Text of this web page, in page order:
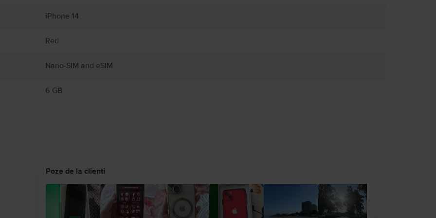
distrage atenția și poate cauza situații periculoase (de exemplu, evitați să ascultați muzică în căști în timp de mergeți pe bicicletă și evitați
iPhone 14
Red
Nano-SIM and eSIM
6 GB
Poze de la clienti